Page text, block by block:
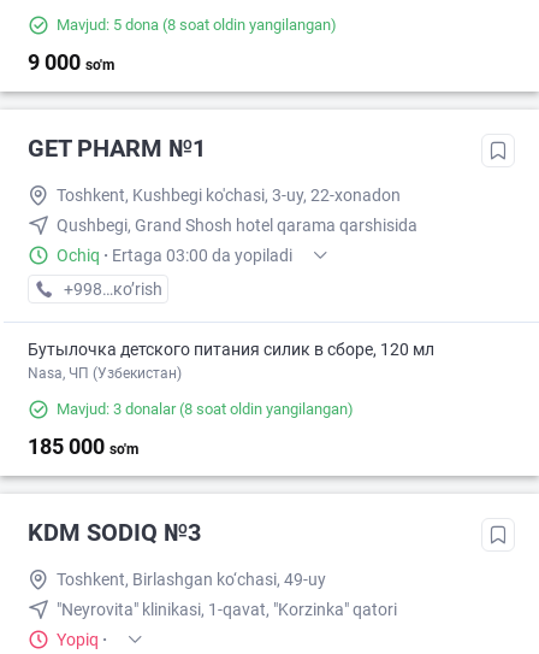
Mavjud: 5 dona (8 soat oldin yangilangan)
9 000 so'm
GET PHARM №1
Toshkent, Kushbegi ko'chasi, 3-uy, 22-xonadon
Qushbegi, Grand Shosh hotel qarama qarshisida
Ochiq · Ertaga 03:00 da yopiladi
+998 (90) XXX-XX-XX
кo’rish
Бутылочка детского питания силик в сборе, 120 мл
Nasa, ЧП (Узбекистан)
Mavjud: 3 donalar(8 soat oldin yangilangan)
185 000 so'm
KDM SODIQ №3
Toshkent, Birlashgan ko‘chasi, 49-uy
"Neyrovita" klinikasi, 1-qavat, "Korzinka" qatori
Yopiq ·